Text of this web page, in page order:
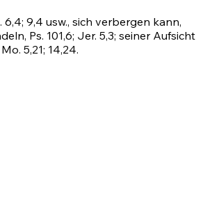
6,4; 9,4 usw., sich verbergen kann,
Ps. 101,6; Jer. 5,3; seiner Aufsicht
5,21; 14,24.